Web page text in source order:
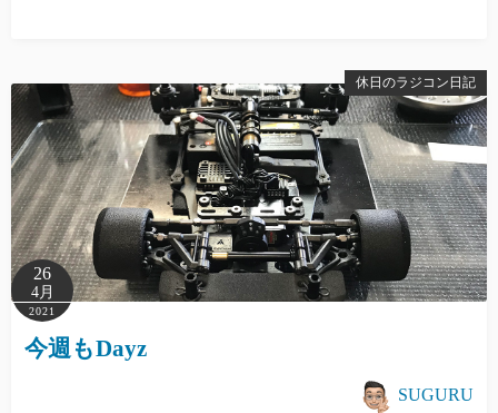
休日のラジコン日記
26
4月
2021
今週もDayz
SUGURU